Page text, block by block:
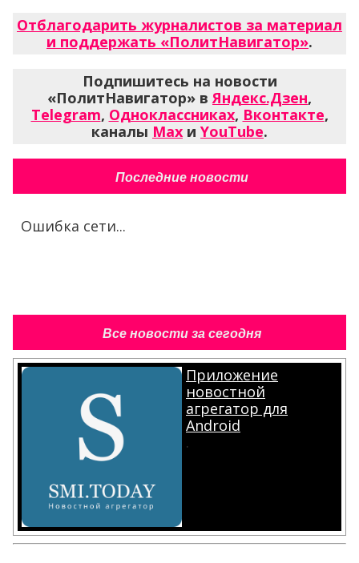
Отблагодарить журналистов за материал
и поддержать «ПолитНавигатор».
Подпишитесь на новости
«ПолитНавигатор» вЯндекс.Дзен,
Telegram, Одноклассниках, Вконтакте,
каналы Max и YouTube.
Последние новости
Ошибка сети...
Все новости за сегодня
Приложение
новостной
агрегатор для
Android
.